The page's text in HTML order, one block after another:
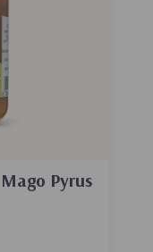
Pyrus